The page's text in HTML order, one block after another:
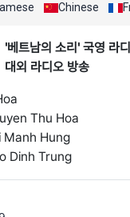
Chinese
'베트남의 소리' 국영 라
대외 라디오 방송
Thu Hoa
Manh Hung
Dinh Trung